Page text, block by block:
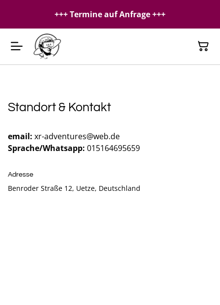
+++ Termine auf Anfrage +++
Standort & Kontakt
email: xr-adventures@web.de
Sprache/Whatsapp: 015164695659
Adresse
Benroder Straße 12, Uetze, Deutschland